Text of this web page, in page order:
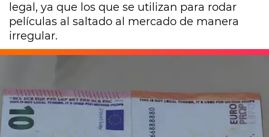
legal, ya que los que se utilizan para rodar
películas al saltado al mercado de manera
irregular.